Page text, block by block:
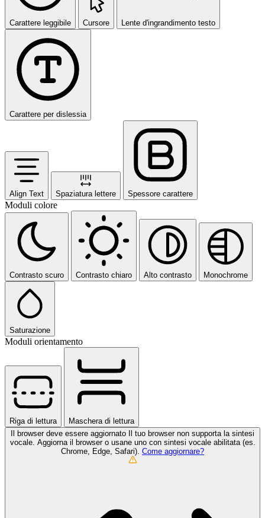
Carattere leggibile Cursore Lente d'ingrandimento testo
Carattere per dislessia
Align Text Spaziatura lettere Spessore carattere
Moduli colore
Contrasto scuro Contrasto chiaro Alto contrasto Monochrome
Saturazione
Moduli orientamento
Riga di lettura
Maschera di lettura
Il browser deve essere aggiornato Il tuo browser non supporta la sintesi
vocale. Aggiorna il browser o usane uno con sintesi vocale abilitata (es.
Chrome, Edge, Safari). Come aggiornare?